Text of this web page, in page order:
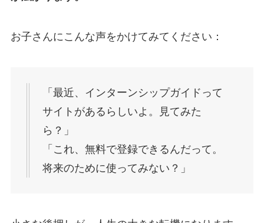
お子さんにこんな声をかけてみてください：
「最近、インターンシップガイドって
サイトがあるらしいよ。見てみた
ら？」
「これ、無料で登録できるんだって。
将来のために使ってみない？」